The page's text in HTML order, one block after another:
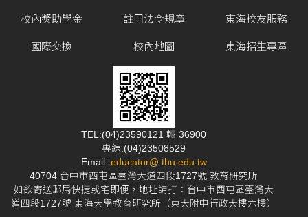
校內獎助學金
國際交換
註冊法令規章
校內地圖
東海校友服務
東海招生專區
TEL:(04)23590121 轉 36900
專線:(04)23508529
Email: educator@ thu.edu.tw
40704 台中市西屯區臺灣大道四段1727號 教育研究所
如欲寄送郵局快捷或宅即便，地址請打：台中市西屯區臺灣大
道四段1727號 東海大學教育研究所（東大附中行政大樓六樓）